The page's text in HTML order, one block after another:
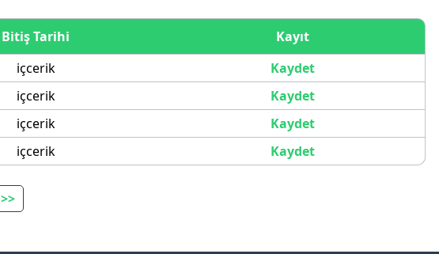
Bitiş Tarihi
Kayıt
içcerik
Kaydet
içcerik
Kaydet
içcerik
Kaydet
içcerik Kaydet
>>